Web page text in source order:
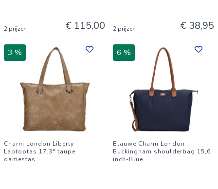
2 prijzen € 115,00 2 prijzen € 38,95
3 %
Charm London Liberty
Laptoptas 17.3" taupe
damestas
6 %
Blauwe Charm London
Buckingham shoulderbag 15,6
inch-Blue